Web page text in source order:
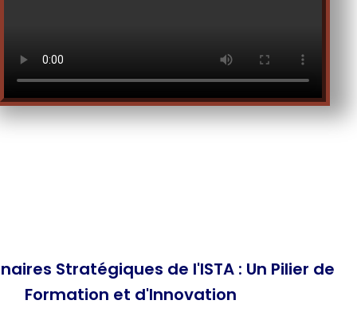
Stratégiques de l'ISTA : Un Pilier de
Formation et d'Innovation